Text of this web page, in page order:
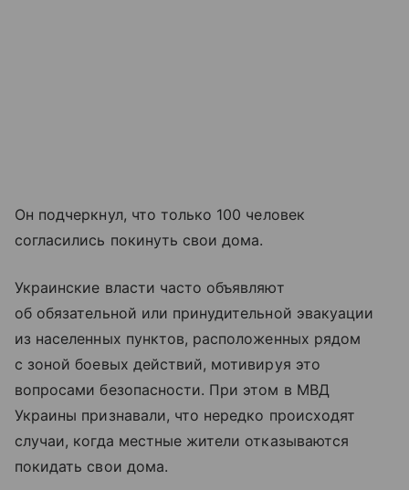
Он подчеркнул, что только 100 человек
согласились покинуть свои дома.
Украинские власти часто объявляют
об обязательной или принудительной эвакуации
из населенных пунктов, расположенных рядом
с зоной боевых действий, мотивируя это
вопросами безопасности. При этом в МВД
Украины признавали, что нередко происходят
случаи, когда местные жители отказываются
покидать свои дома.